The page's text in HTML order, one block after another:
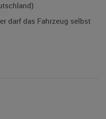
darf das Fahrzeug selbst